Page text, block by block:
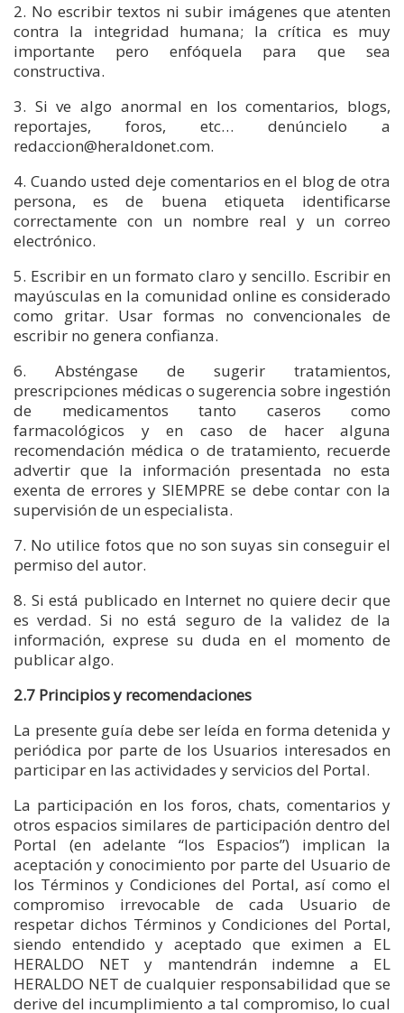
2. No escribir textos ni subir imágenes que atenten
contra la integridad humana; la crítica es muy
importante pero enfóquela para que sea
constructiva.
3. Si ve algo anormal en los comentarios, blogs,
reportajes, foros, etc… denúncielo a
redaccion@heraldonet.com.
4. Cuando usted deje comentarios en el blog de otra
persona, es de buena etiqueta identificarse
correctamente con un nombre real y un correo
electrónico.
5. Escribir en un formato claro y sencillo. Escribir en
mayúsculas en la comunidad online es considerado
como gritar. Usar formas no convencionales de
escribir no genera confianza.
6. Absténgase de sugerir tratamientos,
prescripciones médicas o sugerencia sobre ingestión
de medicamentos tanto caseros como
farmacológicos y en caso de hacer alguna
recomendación médica o de tratamiento, recuerde
advertir que la información presentada no esta
exenta de errores y SIEMPRE se debe contar con la
supervisión de un especialista.
7. No utilice fotos que no son suyas sin conseguir el
permiso del autor.
8. Si está publicado en Internet no quiere decir que
es verdad. Si no está seguro de la validez de la
información, exprese su duda en el momento de
publicar algo.
2.7 Principios y recomendaciones
La presente guía debe ser leída en forma detenida y
periódica por parte de los Usuarios interesados en
participar en las actividades y servicios del Portal.
La participación en los foros, chats, comentarios y
otros espacios similares de participación dentro del
Portal (en adelante “los Espacios”) implican la
aceptación y conocimiento por parte del Usuario de
los Términos y Condiciones del Portal, así como el
compromiso irrevocable de cada Usuario de
respetar dichos Términos y Condiciones del Portal,
siendo entendido y aceptado que eximen a EL
HERALDO NET y mantendrán indemne a EL
HERALDO NET de cualquier responsabilidad que se
derive del incumplimiento a tal compromiso, lo cual